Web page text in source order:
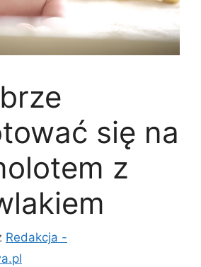
się na
z
Redakcja -